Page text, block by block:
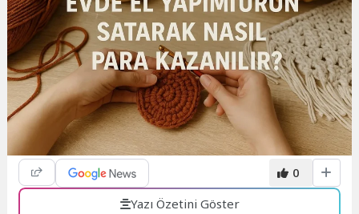
0
Yazı Özetini Göster